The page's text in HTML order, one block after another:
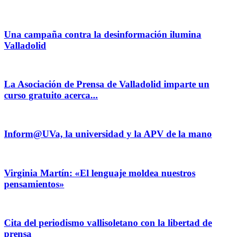
Una campaña contra la desinformación ilumina
Valladolid
La Asociación de Prensa de Valladolid imparte un
curso gratuito acerca...
Inform@UVa, la universidad y la APV de la mano
Virginia Martín: «El lenguaje moldea nuestros
pensamientos»
Cita del periodismo vallisoletano con la libertad de
prensa